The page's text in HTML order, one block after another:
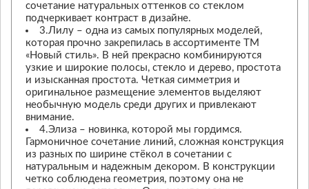
сочетание натуральных оттенков со стеклом
подчеркивает контраст в дизайне.
3.Лилу – одна из самых популярных моделей,
которая прочно закрепилась в ассортименте ТМ
«Новый стиль». В ней прекрасно комбинируются
узкие и широкие полосы, стекло и дерево, простота
и изысканная простота. Четкая симметрия и
оригинальное размещение элементов выделяют
необычную модель среди других и привлекают
внимание.
4.Элиза – новинка, которой мы гордимся.
Гармоничное сочетание линий, сложная конструкция
из разных по ширине стёкол в сочетании с
натуральным и надежным декором. В конструкции
четко соблюдена геометрия, поэтому она не